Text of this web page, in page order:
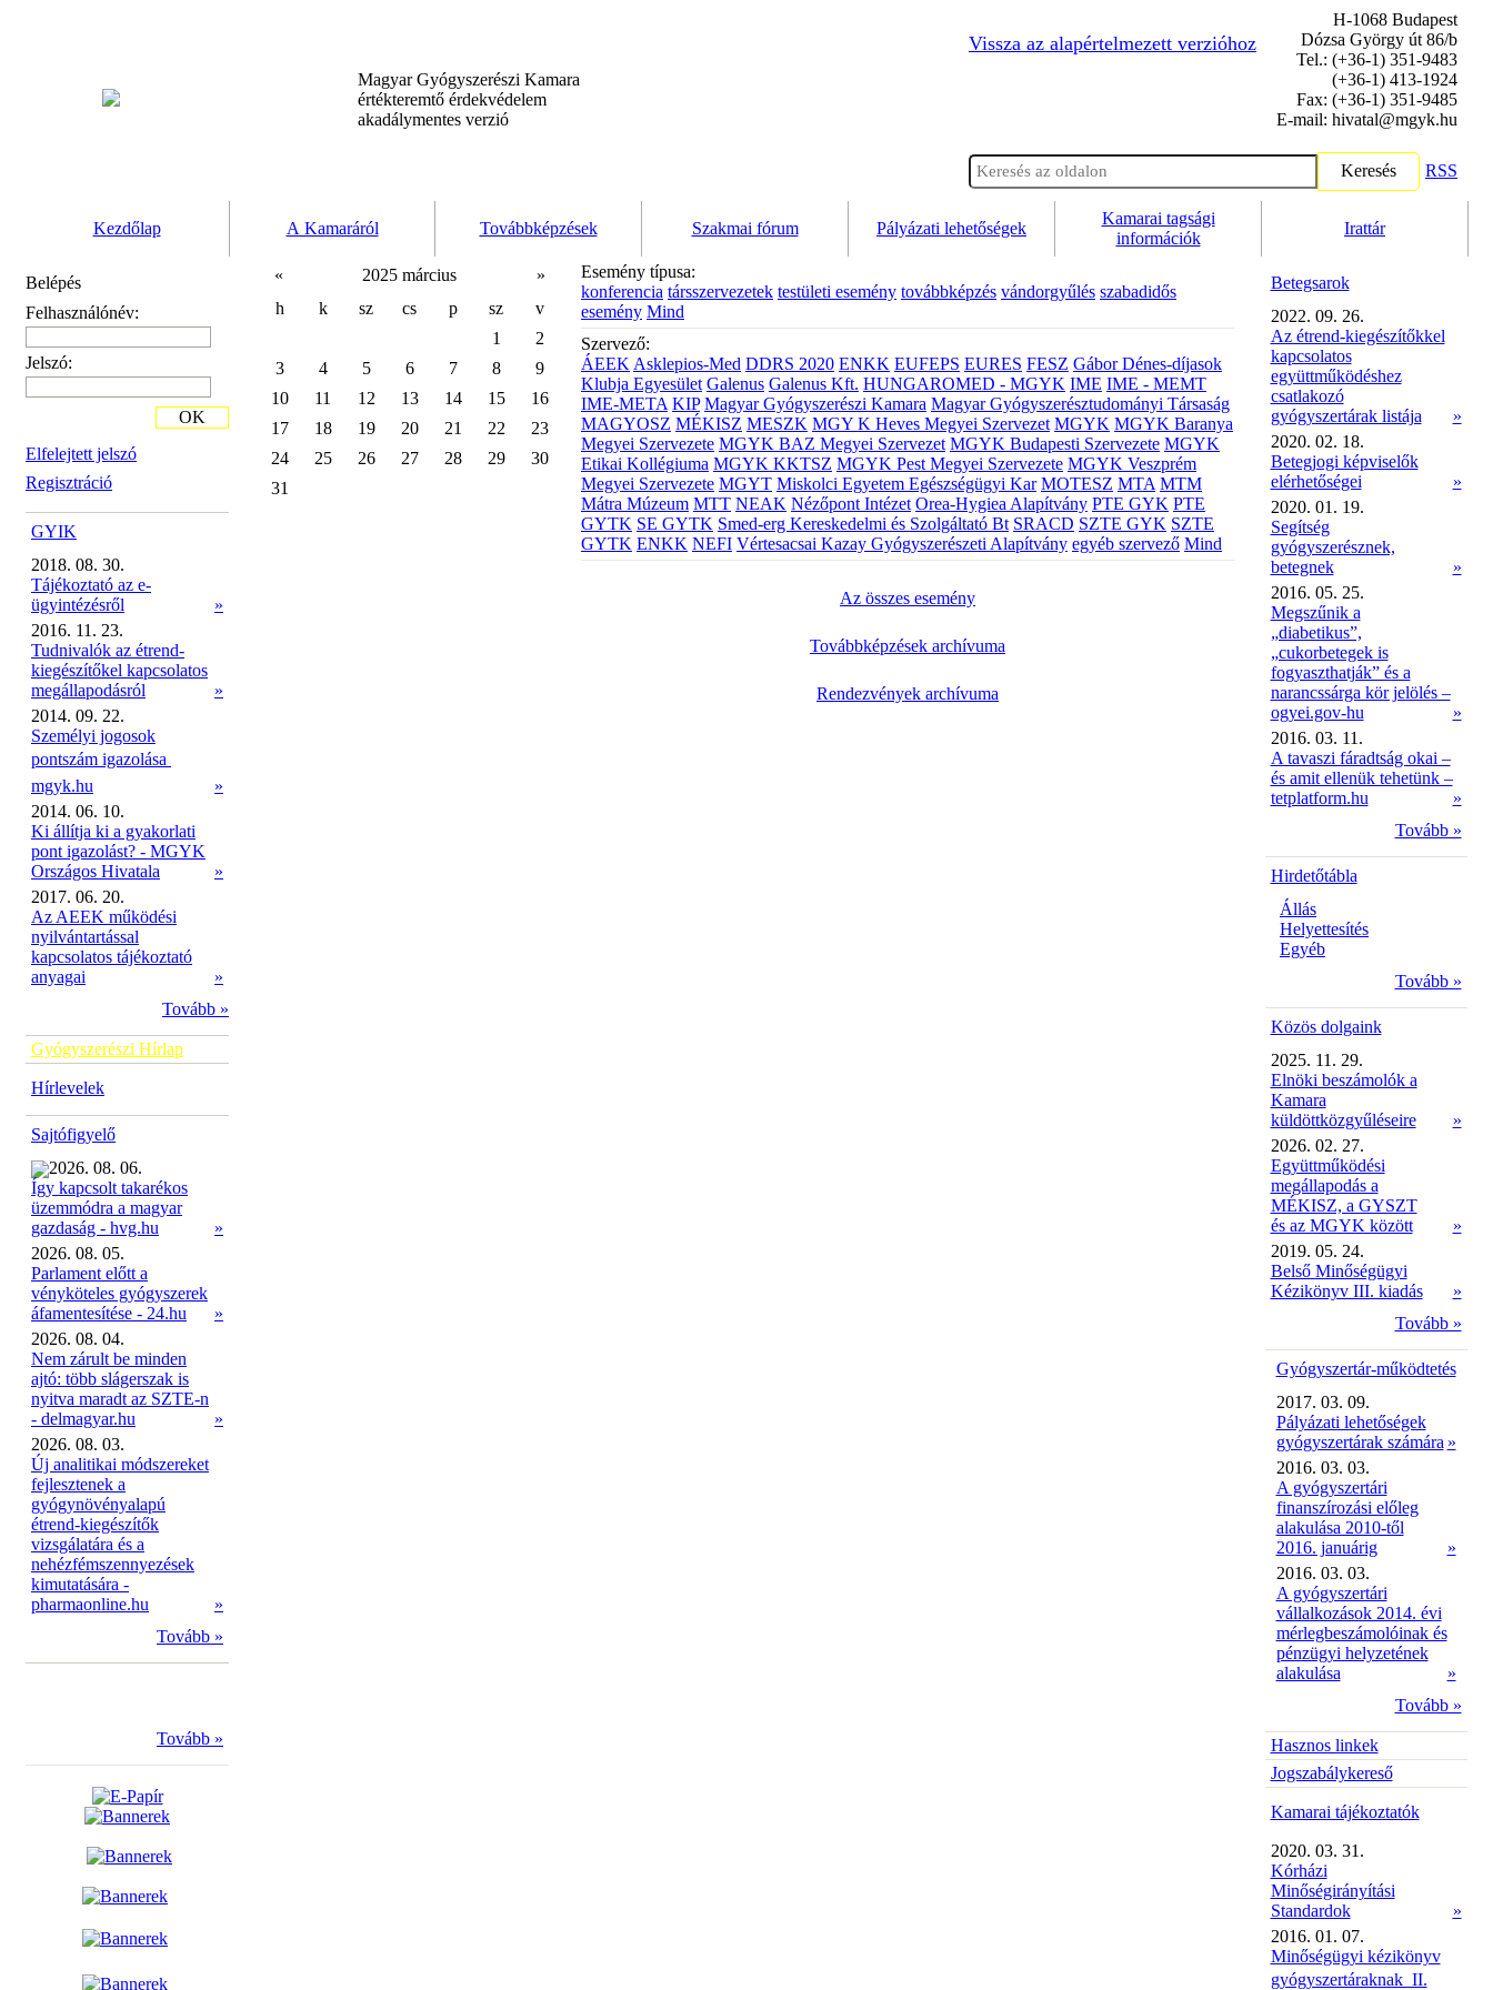
Magyar Gyógyszerészi Kamara
értékteremtő érdekvédelem
akadálymentes verzió
Vissza az alapértelmezett verzióhoz
H-1068 Budapest
Dózsa György út 86/b
Tel.: (+36-1) 351-9483
(+36-1) 413-1924
Fax: (+36-1) 351-9485
E-mail: hivatal@mgyk.hu
Keresés RSS
Kezdőlap A Kamaráról Továbbképzések Szakmai fórum Pályázati lehetőségek
Kamarai tagsági
információk
Irattár
Belépés
Felhasználónév:
Jelszó:
Elfelejtett jelszó
Regisztráció
OK
GYIK
2018. 08. 30.
Tájékoztató az e-
ügyintézésről
»
2016. 11. 23.
Tudnivalók az étrend-
kiegészítőkel kapcsolatos
megállapodásról
»
2014. 09. 22.
Személyi jogosok
pontszám igazolása 
mgyk.hu
»
2014. 06. 10.
Ki állítja ki a gyakorlati
pont igazolást? - MGYK
Országos Hivatala
»
2017. 06. 20.
Az AEEK működési
nyilvántartással
kapcsolatos tájékoztató
anyagai
»
Tovább »
Gyógyszerészi Hírlap
Hírlevelek
Sajtófigyelő
2026. 08. 06.
Így kapcsolt takarékos
üzemmódra a magyar
gazdaság - hvg.hu
»
2026. 08. 05.
Parlament előtt a
vényköteles gyógyszerek
áfamentesítése - 24.hu
»
2026. 08. 04.
Nem zárult be minden
ajtó: több slágerszak is
nyitva maradt az SZTE-n
- delmagyar.hu
»
2026. 08. 03.
Új analitikai módszereket
fejlesztenek a
gyógynövényalapú
étrend-kiegészítők
vizsgálatára és a
nehézfémszennyezések
kimutatására -
pharmaonline.hu
»
Tovább »
Tovább »
« 2025 március
»
h
k sz cs p sz
v
1
2
3
4 5 6 7 8
9
10
11 12 13 14 15
16
17
18 19 20 21 22
23
24
25 26 27 28 29
30
31
Esemény típusa:
konferencia társszervezetek testületi esemény továbbképzés vándorgyűlés szabadidős
esemény Mind
Szervező:
ÁEEK Asklepios-Med DDRS 2020 ENKK EUFEPS EURES FESZ Gábor Dénes-díjasok
Klubja Egyesület Galenus Galenus Kft. HUNGAROMED - MGYK IME IME - MEMT
IME-META KIP Magyar Gyógyszerészi Kamara Magyar Gyógyszerésztudományi Társaság
MAGYOSZ MÉKISZ MESZK MGY K Heves Megyei Szervezet MGYK MGYK Baranya
Megyei Szervezete MGYK BAZ Megyei Szervezet MGYK Budapesti Szervezete MGYK
Etikai Kollégiuma MGYK KKTSZ MGYK Pest Megyei Szervezete MGYK Veszprém
Megyei Szervezete MGYT Miskolci Egyetem Egészségügyi Kar MOTESZ MTA MTM
Mátra Múzeum MTT NEAK Nézőpont Intézet Orea-Hygiea Alapítvány PTE GYK PTE
GYTK SE GYTK Smed-erg Kereskedelmi és Szolgáltató Bt SRACD SZTE GYK SZTE
GYTK ENKK NEFI Vértesacsai Kazay Gyógyszerészeti Alapítvány egyéb szervező Mind
Az összes esemény
Továbbképzések archívuma
Rendezvények archívuma
Betegsarok
2022. 09. 26.
Az étrend-kiegészítőkkel
kapcsolatos
együttműködéshez
csatlakozó
gyógyszertárak listája
»
2020. 02. 18.
Betegjogi képviselők
elérhetőségei
»
2020. 01. 19.
Segítség
gyógyszerésznek,
betegnek
»
2016. 05. 25.
Megszűnik a
„diabetikus”,
„cukorbetegek is
fogyaszthatják” és a
narancssárga kör jelölés –
ogyei.gov-hu
»
2016. 03. 11.
A tavaszi fáradtság okai –
és amit ellenük tehetünk –
tetplatform.hu
»
Tovább »
Hirdetőtábla
Állás
Helyettesítés
Egyéb
Tovább »
Közös dolgaink
2025. 11. 29.
Elnöki beszámolók a
Kamara
küldöttközgyűléseire
»
2026. 02. 27.
Együttműködési
megállapodás a
MÉKISZ, a GYSZT
és az MGYK között
»
2019. 05. 24.
Belső Minőségügyi
Kézikönyv III. kiadás
»
Tovább »
Gyógyszertár-működtetés
2017. 03. 09.
Pályázati lehetőségek
gyógyszertárak számára »
2016. 03. 03.
A gyógyszertári
finanszírozási előleg
alakulása 2010-től
2016. januárig
»
2016. 03. 03.
A gyógyszertári
vállalkozások 2014. évi
mérlegbeszámolóinak és
pénzügyi helyzetének
alakulása
»
Tovább »
Hasznos linkek
Jogszabálykereső
Kamarai tájékoztatók
2020. 03. 31.
Kórházi
Minőségirányítási
Standardok
»
2016. 01. 07.
Minőségügyi kézikönyv
gyógyszertáraknak  II.